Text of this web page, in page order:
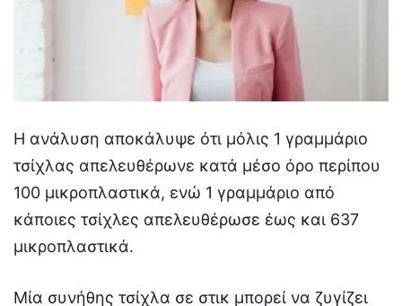
Η ανάλυση αποκάλυψε ότι μόλις 1 γραμμάριο
τσίχλας απελευθέρωνε κατά μέσο όρο περίπου
100 μικροπλαστικά, ενώ 1 γραμμάριο από
κάποιες τσίχλες απελευθέρωσε έως και 637
μικροπλαστικά.
Μία συνήθης τσίχλα σε στικ μπορεί να ζυγίζει